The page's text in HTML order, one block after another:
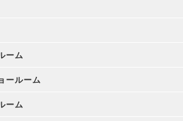
ーム
ールーム
ーム